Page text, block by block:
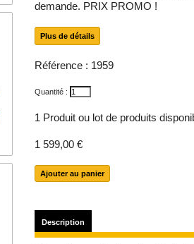
demande. PRIX PROMO !
Plus de détails
Référence : 1959
Quantité :
1 Produit ou lot de produits
1 599,00 €
Description